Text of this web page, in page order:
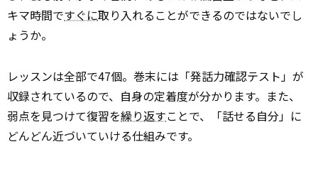
キマ時間ですぐに取り入れることができるのではないでし
ょうか。
レッスンは全部で47個。巻末には「発話力確認テスト」が
収録されているので、自身の定着度が分かります。また、
弱点を見つけて復習を繰り返すことで、「話せる自分」に
どんどん近づいていける仕組みです。